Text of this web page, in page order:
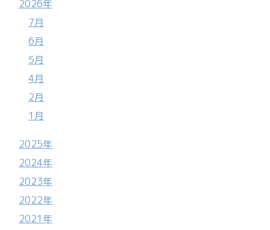
2026年
7月
6月
5月
4月
2月
1月
2025年
2024年
2023年
2022年
2021年